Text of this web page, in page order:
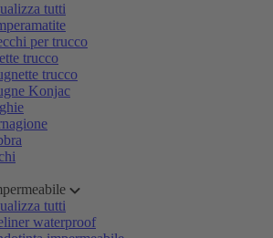
tutti
per trucco
trucco
trucco
Konjac
tutti
waterproof